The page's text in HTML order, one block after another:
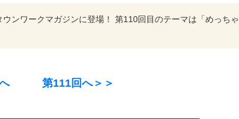
ンワークマガジンに登場！ 第110回目のテーマは「めっちゃ
第111回へ＞＞